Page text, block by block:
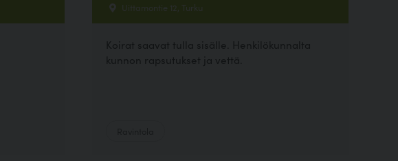
Uittamontie 12, Turku
Koirat saavat tulla sisälle. Henkilökunnalta
kunnon rapsutukset ja vettä.